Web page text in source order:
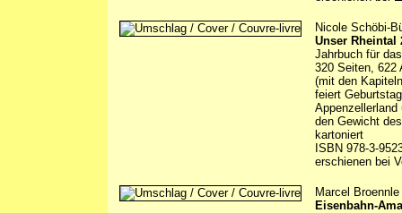
Nicole Schöbi-
Unser Rheintal
Jahrbuch für
320 Seiten, 622
(mit den
feiert
den Gewicht
kartoniert
ISBN 978-3-
erschienen bei
Marcel
Eisenbahn-